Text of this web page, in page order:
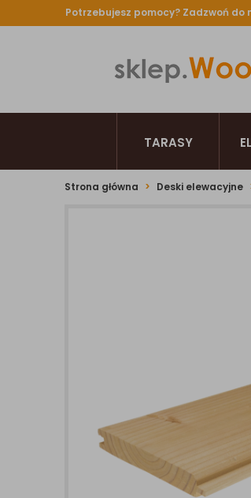
Potrzebujesz pomocy? Zadzwoń do
TARASY
Strona główna Deski elewacyjne